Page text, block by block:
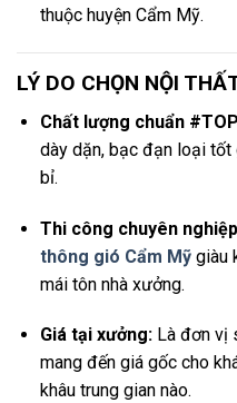
thuộc huyện Cẩm Mỹ.
LÝ DO CHỌN NỘI
Chất lượng chuẩn
dày dặn, bạc đạn loại tốt
bỉ.
Thi công chuyên
thông gió Cẩm Mỹgiàu
mái tôn nhà xưởng.
Giá tại xưởng:Là đơn vị
mang đến giá gốc cho
khâu trung gian nào.